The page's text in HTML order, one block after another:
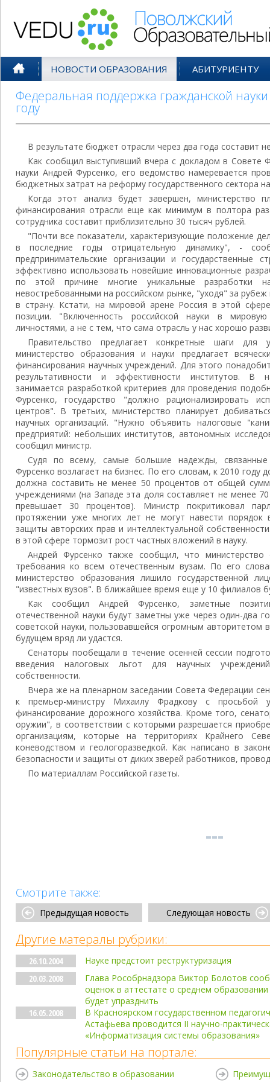
НОВОСТИ ОБРАЗОВАНИЯ АБИТУРИЕНТУ
Федеральная поддержка гражданской науки
году
В результате бюджет отрасли через два года составит
Как сообщил выступивший вчера с докладом в Совете
науки Андрей Фурсенко, его ведомство намеревается
бюджетных затрат на реформу государственного сектора
Когда этот анализ будет завершен, министерство
финансирования отрасли еще как минимум в полтора
сотрудника составит приблизительно 30 тысяч рублей.
"Почти все показатели, характеризующие положение
в последние годы отрицательную динамику", -
предпринимательские организации и государственные
эффективно использовать новейшие инновационные
по этой причине многие уникальные разработки
невостребованными на российском рынке, "уходя" за
в страну. Кстати, на мировой арене Россия в этой
позиции. "Включенность российской науки в
личностями, а не с тем, что сама отрасль у нас хорошо
Правительство предлагает конкретные шаги для
министерство образования и науки предлагает
финансирования научных учреждений. Для этого
результативности и эффективности институтов. В
занимается разработкой критериев для проведения
Фурсенко, государство "должно рационализировать
центров". В третьих, министерство планирует
научных организаций. "Нужно объявить налоговые
предприятий: небольших институтов, автономных
сообщил министр.
Судя по всему, самые большие надежды,
Фурсенко возлагает на бизнес. По его словам, к 2010 году
должна составить не менее 50 процентов от общей
учреждениями (на Западе эта доля составляет не менее
превышает 30 процентов). Министр покритиковал
протяжении уже многих лет не могут навести порядок
защиты авторских прав и интеллектуальной
в этой сфере тормозит рост частных вложений в науку.
Андрей Фурсенко также сообщил, что министерство
требования ко всем отечественным вузам. По его
министерство образования лишило государственной
"известных вузов". В ближайшее время еще у 10 филиалов
Как сообщил Андрей Фурсенко, заметные
отечественной науки будут заметны уже через один-два
советской науки, пользовавшейся огромным
будущем вряд ли удастся.
Сенаторы пообещали в течение осенней сессии
введения налоговых льгот для научных
собственности.
Вчера же на пленарном заседании Совета Федерации
к премьер-министру Михаилу Фрадкову с просьбой
финансирование дорожного хозяйства. Кроме того,
оружии", в соответствии с которыми разрешается
организациям, которые на территориях Крайнего
коневодством и геологоразведкой. Как написано в
безопасности и защиты от диких зверей работников,
По материаллам Российской газеты.
Смотрите также:
Предыдущая новость Следующая новость
Другие матералы рубрики:
26.10.2004
Науке предстоит реструктуризация
20.03.2008
Глава Рособрнадзора Виктор Болотов
оценок в аттестате о среднем
будет упразднить
16.05.2008
В Красноярском государственном
Астафьева проводится II научно-
«Информатизация системы образования»
Популярные статьи на портале:
Законодательство в образовании